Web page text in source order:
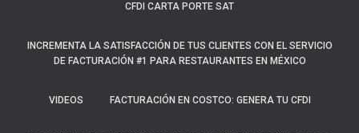
CFDI CARTA PORTE SAT
INCREMENTA LA SATISFACCIÓN DE TUS CLIENTES CON EL SERVICIO
DE FACTURACIÓN #1 PARA RESTAURANTES EN MÉXICO
VIDEOS FACTURACIÓN EN COSTCO: GENERA TU CFDI